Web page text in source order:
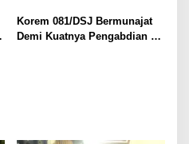
Korem 081/DSJ Bermunajat
Demi Kuatnya Pengabdian di